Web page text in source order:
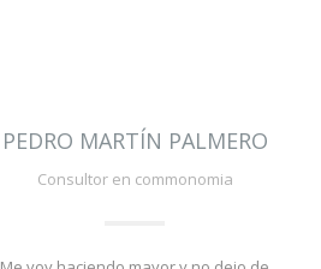
PEDRO MARTÍN PALMERO
Consultor en commonomia